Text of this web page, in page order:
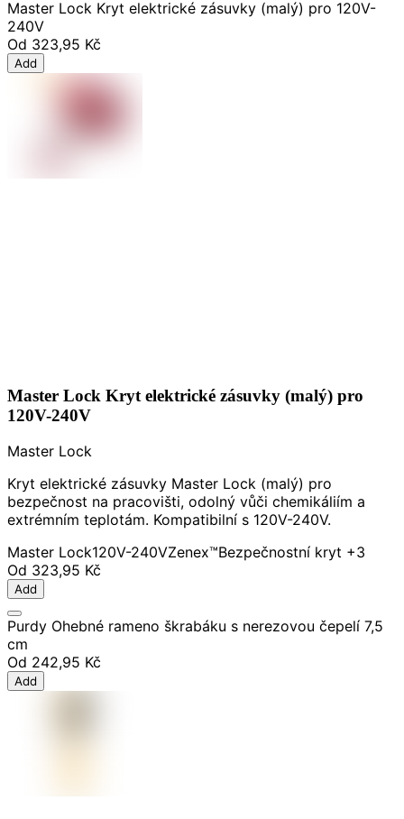
Master Lock Kryt elektrické zásuvky (malý) pro 120V-
240V
Od 323,95 Kč
Add
Master Lock Kryt elektrické zásuvky (malý) pro
120V-240V
Master Lock
Kryt elektrické zásuvky Master Lock (malý) pro
bezpečnost na pracovišti, odolný vůči chemikáliím a
extrémním teplotám. Kompatibilní s 120V-240V.
Master Lock120V-240VZenex™Bezpečnostní kryt +3
Od 323,95 Kč
Add
Purdy Ohebné rameno škrabáku s nerezovou čepelí 7,5
cm
Od 242,95 Kč
Add